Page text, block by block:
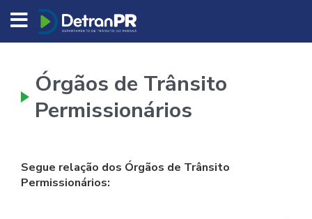
DETRAN/PR
Órgãos de Trânsito
Permissionários
Segue relação dos Órgãos de Trânsito
Permissionários: